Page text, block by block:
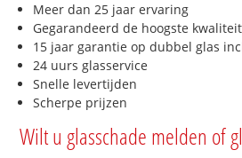
Meer dan 25 jaar ervaring
Gegarandeerd de hoogste kwaliteit
15 jaar garantie op dubbel glas
24 uurs glasservice
Snelle levertijden
Scherpe prijzen
Wilt u glasschade melden of